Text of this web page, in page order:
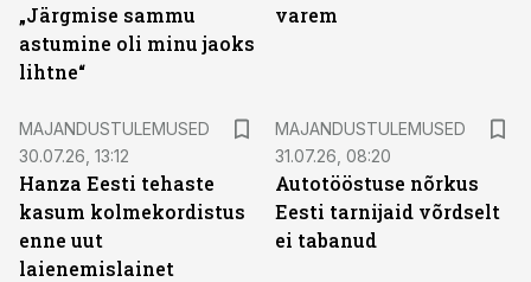
„Järgmise sammu
astumine oli minu jaoks
lihtne“
varem
MAJANDUSTULEMUSED
30.07.26, 13:12
Hanza Eesti tehaste
kasum kolmekordistus
enne uut
laienemislainet
MAJANDUSTULEMUSED
31.07.26, 08:20
Autotööstuse nõrkus
Eesti tarnijaid võrdselt
ei tabanud